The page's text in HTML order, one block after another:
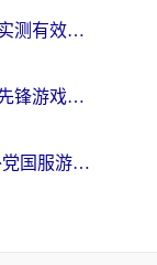
国外打地铁逃生延迟高？这份实测有效的低延迟指南帮你吃鸡
海外玩守望先锋总卡顿？守望先锋游戏加速器在哪里买&避坑指南（附欧洲非洲游戏实测）
台湾怎么玩光·遇不卡顿？海外党国服游戏加速终极攻略（附实测体验）